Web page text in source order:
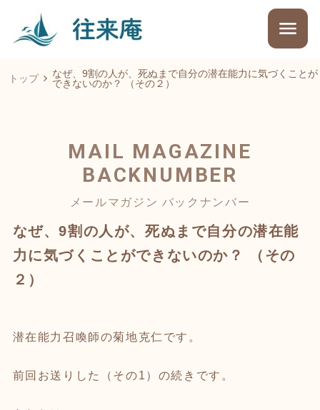
トップ
なぜ、9割の人が、死ぬまで自分の潜在能力に気づくことが
できないのか？ （その２）
MAIL MAGAZINE
BACKNUMBER
メールマガジン バックナンバー
なぜ、9割の人が、死ぬまで自分の潜在能
力に気づくことができないのか？ （その
２）
潜在能力召喚師の菊地克仁です。
前回お送りした（その1）の続きです。